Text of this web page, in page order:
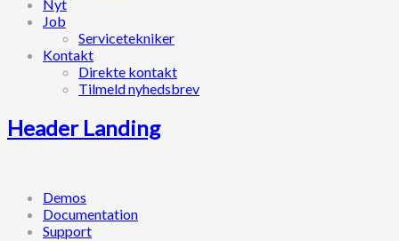
Nyt
Job
Servicetekniker
Kontakt
Direkte kontakt
Tilmeld nyhedsbrev
Header Landing
Demos
Documentation
Support